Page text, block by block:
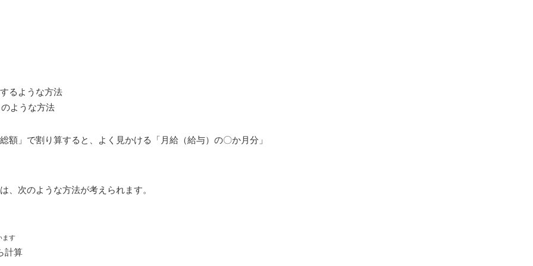
るような方法
ような方法
」で割り算すると、よく見かける「月給（給与）の〇か月分」
、次のような方法が考えられます。
ます
計算